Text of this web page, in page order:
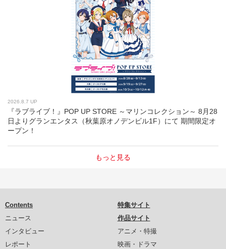
2026.8.7 UP
『ラブライブ！』POP UP STORE ～マリンコレクション～ 8月28
日よりグランエンタス（秋葉原オノデンビル1F）にて 期間限定オ
ープン！
もっと見る
Contents
ニュース
インタビュー
レポート
特集サイト
作品サイト
アニメ・特撮
映画・ドラマ